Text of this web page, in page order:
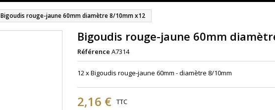
Bigoudis rouge-jaune 60mm diamètre 8/10mm x12
Bigoudis rouge-jaune 60mm
Référence A7314
12 x Bigoudis rouge-jaune 60mm - diamètre 8/10mm
2,16 € TTC